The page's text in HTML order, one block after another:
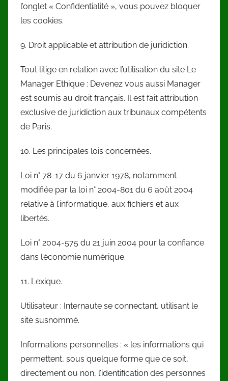
l’onglet « Confidentialité », vous pouvez bloquer
les cookies.
9. Droit applicable et attribution de juridiction.
Tout litige en relation avec l’utilisation du site Le
Manager Ethique : Devenez vous aussi Manager
est soumis au droit français. Il est fait attribution
exclusive de juridiction aux tribunaux compétents
de Paris.
10. Les principales lois concernées.
Loi n° 78-17 du 6 janvier 1978, notamment
modifiée par la loi n° 2004-801 du 6 août 2004
relative à l’informatique, aux fichiers et aux
libertés.
Loi n° 2004-575 du 21 juin 2004 pour la confiance
dans l’économie numérique.
11. Lexique.
Utilisateur : Internaute se connectant, utilisant le
site susnommé.
Informations personnelles : « les informations qui
permettent, sous quelque forme que ce soit,
directement ou non, l’identification des personnes